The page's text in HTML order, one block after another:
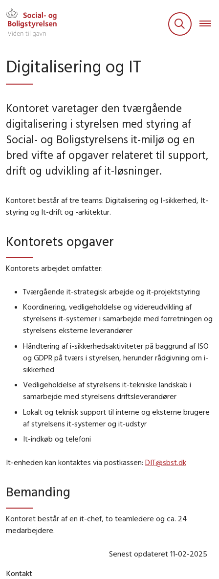
Digitalisering og IT
Kontoret varetager den tværgående
digitalisering i styrelsen med styring af
Social- og Boligstyrelsens it-miljø og en
bred vifte af opgaver relateret til support,
drift og udvikling af it-løsninger.
Kontoret består af tre teams: Digitalisering og I-sikkerhed, It-
styring og It-drift og -arkitektur.
Kontorets opgaver
Kontorets arbejdet omfatter:
Tværgående it-strategisk arbejde og it-projektstyring
Koordinering, vedligeholdelse og videreudvikling af
styrelsens it-systemer i samarbejde med forretningen og
styrelsens eksterne leverandører
Håndtering af i-sikkerhedsaktiviteter på baggrund af ISO
og GDPR på tværs i styrelsen, herunder rådgivning om i-
sikkerhed
Vedligeholdelse af styrelsens it-tekniske landskab i
samarbejde med styrelsens driftsleverandører
Lokalt og teknisk support til interne og eksterne brugere
af styrelsens it-systemer og it-udstyr
It-indkøb og telefoni
It-enheden kan kontaktes via postkassen: DIT@sbst.dk
Bemanding
Kontoret består af en it-chef, to teamledere og ca. 24
medarbejdere.
Senest opdateret 11-02-2025
Kontakt